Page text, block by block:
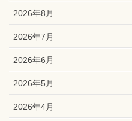
2026年8月
2026年7月
2026年6月
2026年5月
2026年4月